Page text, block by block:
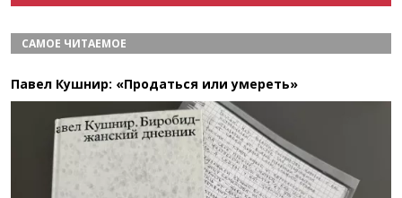
САМОЕ ЧИТАЕМОЕ
Павел Кушнир: «Продаться или умереть»